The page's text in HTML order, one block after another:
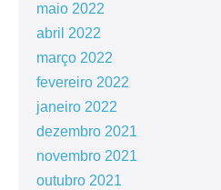
maio 2022
abril 2022
março 2022
fevereiro 2022
janeiro 2022
dezembro 2021
novembro 2021
outubro 2021